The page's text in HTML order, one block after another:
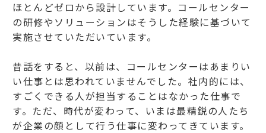
ほとんどゼロから設計しています。コールセンター
の研修やソリューションはそうした経験に基づいて
実施させていただいています。
昔話をすると、以前は、コールセンターはあまりい
い仕事とは思われていませんでした。社内的には、
すごくできる人が担当することはなかった仕事で
す。ただ、時代が変わって、いまは最精鋭の人たち
が企業の顔として行う仕事に変わってきています。